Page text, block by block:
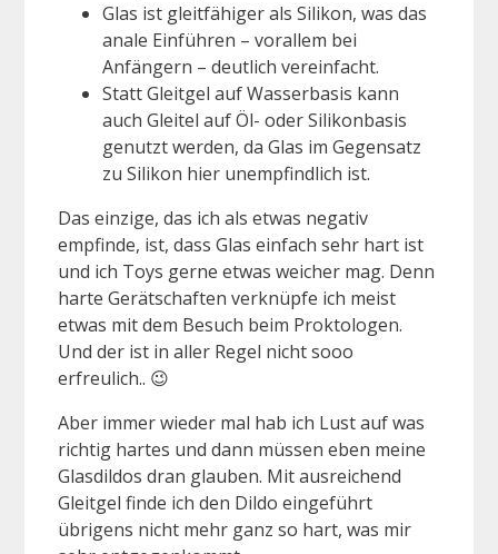
Glas ist gleitfähiger als Silikon, was das
anale Einführen – vorallem bei
Anfängern – deutlich vereinfacht.
Statt Gleitgel auf Wasserbasis kann
auch Gleitel auf Öl- oder Silikonbasis
genutzt werden, da Glas im Gegensatz
zu Silikon hier unempfindlich ist.
Das einzige, das ich als etwas negativ
empfinde, ist, dass Glas einfach sehr hart ist
und ich Toys gerne etwas weicher mag. Denn
harte Gerätschaften verknüpfe ich meist
etwas mit dem Besuch beim Proktologen.
Und der ist in aller Regel nicht sooo
erfreulich.. 😉
Aber immer wieder mal hab ich Lust auf was
richtig hartes und dann müssen eben meine
Glasdildos dran glauben. Mit ausreichend
Gleitgel finde ich den Dildo eingeführt
übrigens nicht mehr ganz so hart, was mir